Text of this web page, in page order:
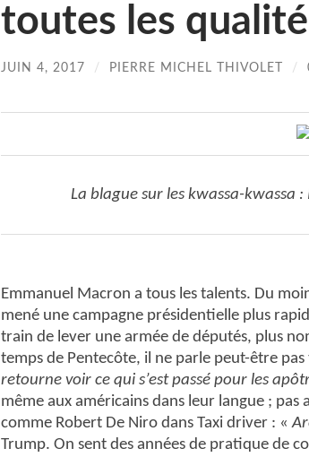
toutes les
JUIN 4, 2017 / PIERRE MICHEL THIVOLET /
La blague sur les kwassa-kwassa :
Emmanuel Macron a tous les talents. Du
mené une campagne présidentielle plus
train de lever une armée de députés, plus
temps de Pentecôte, il ne parle peut-être pas
retourne voir ce qui s’est passé pour les
même aux américains dans leur langue ; pas
comme Robert De Niro dans Taxi driver : «
Trump. On sent des années de pratique de